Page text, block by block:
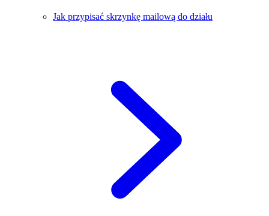
Jak przypisać skrzynkę mailową do działu